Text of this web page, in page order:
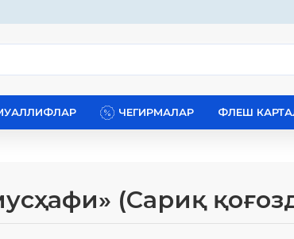
ЧЕГИРМАЛАР ФЛЕШ
(Сариқ